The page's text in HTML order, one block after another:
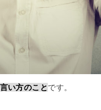
い方のことです。